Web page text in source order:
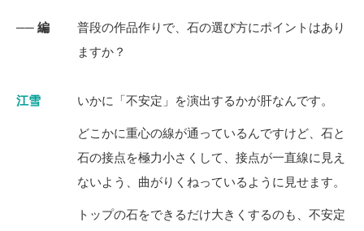
── 編
普段の作品作りで、石の選び方にポイントはあり
ますか？
江雪 いかに「不安定」を演出するかが肝なんです。
どこかに重心の線が通っているんですけど、石と
石の接点を極力小さくして、接点が一直線に見え
ないよう、曲がりくねっているように見せます。
トップの石をできるだけ大きくするのも、不安定